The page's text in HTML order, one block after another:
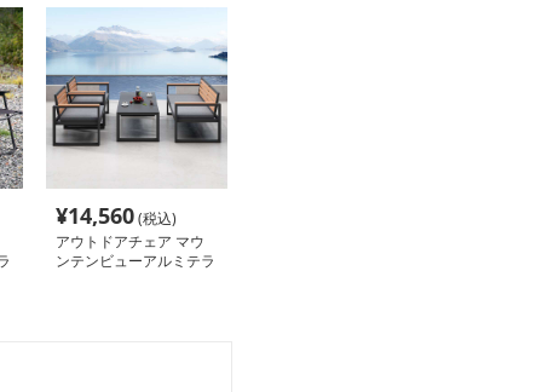
¥14,560(税込)
アウトドアチェア マウ
ンテンビューアルミテラ